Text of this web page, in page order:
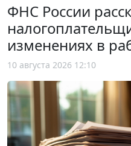
ФНС России
изменениях в
10 августа 2026 12:10